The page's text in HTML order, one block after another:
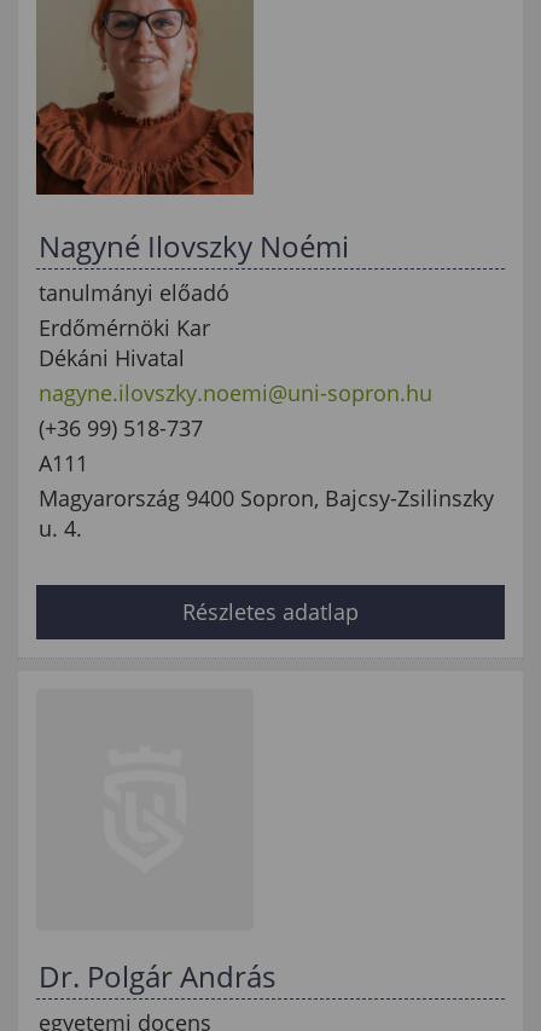
Nagyné Ilovszky Noémi
tanulmányi előadó
Erdőmérnöki Kar
Dékáni Hivatal
nagyne.ilovszky.noemi@uni-sopron.hu
(+36 99) 518-737
A111
Magyarország 9400 Sopron, Bajcsy-Zsilinszky
u. 4.
Részletes adatlap
Dr. Polgár András
egyetemi docens